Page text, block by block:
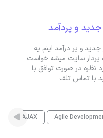
و پردآمد
و پر درآمد اينم يه
پرداز سايت ميشه خواست
نظره در صورت توافق با
با تماس تلف
Agile
AJAX